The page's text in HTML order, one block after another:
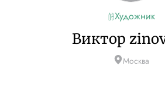
Художник
Виктор
Москва